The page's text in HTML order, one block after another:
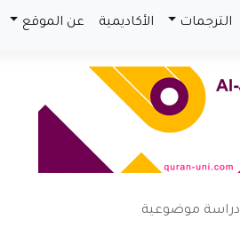
الترجمات الأكاديمية عن الموقع
دراسة موضوعية